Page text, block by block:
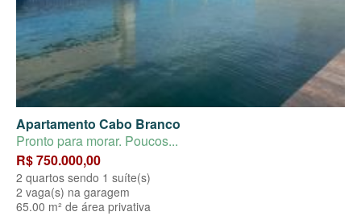
Apartamento Cabo Branco
Pronto para morar. Poucos...
R$ 750.000,00
2 quartos sendo 1 suíte(s)
2 vaga(s) na garagem
65.00 m² de área privativa